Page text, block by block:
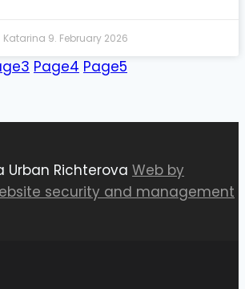
Katarina 9. February 2026
3 Page4 Page5
Urban Richterova Web by
security and management